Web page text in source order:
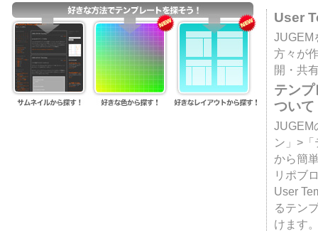
User
JUGEM
方々が
開・共
テン
ついて
JUGEM
ン」>
から簡
リポブ
User
るテン
けます